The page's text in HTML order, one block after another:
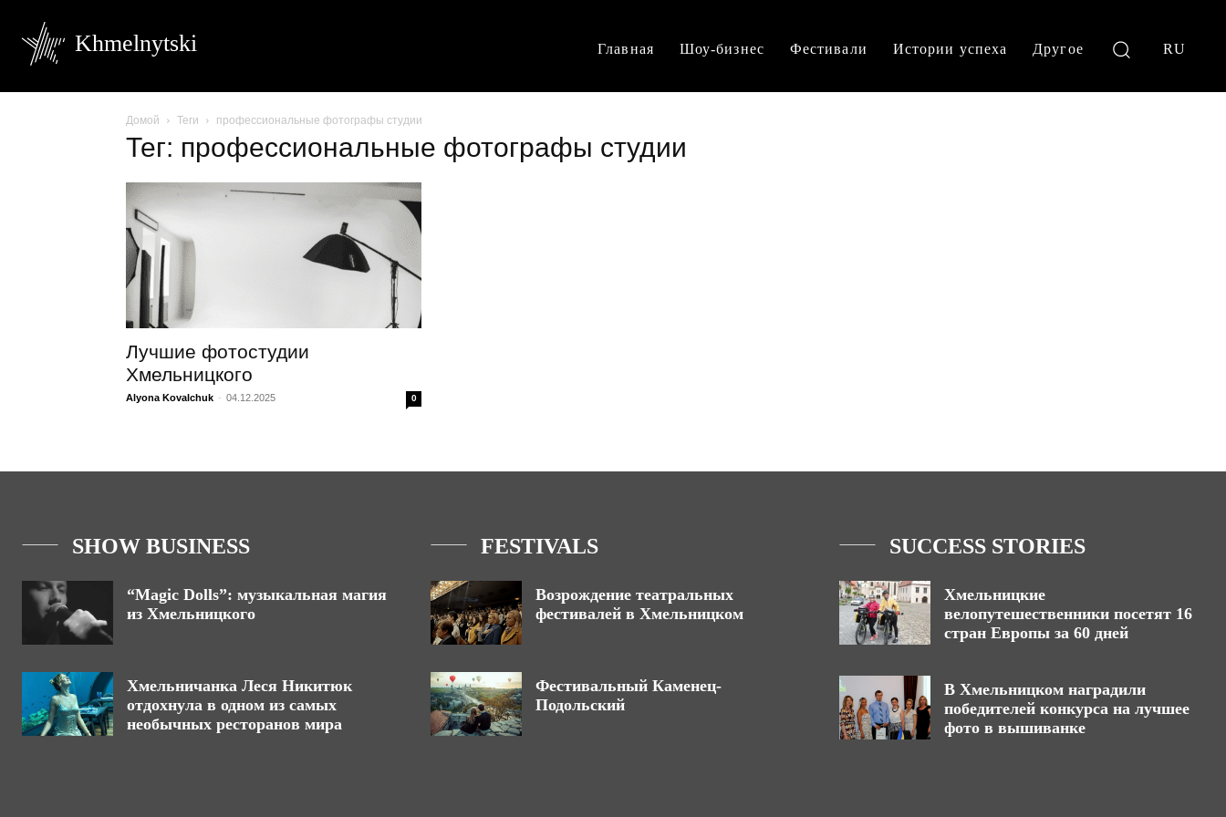
Khmelnytski Главная Шоу-бизнес Фестивали Истории успеха Другое RU
Домой Теги профессиональные фотографы студии
Тег: профессиональные фотографы студии
Лучшие фотостудии
Хмельницкого
Alyona Kovalchuk - 04.12.2025 0
SHOW BUSINESS
“Magic Dolls”: музыкальная магия
из Хмельницкого
Хмельничанка Леся Никитюк
отдохнула в одном из самых
необычных ресторанов мира
FESTIVALS
Возрождение театральных
фестивалей в Хмельницком
Фестивальный Каменец-
Подольский
SUCCESS STORIES
Хмельницкие
велопутешественники посетят 16
стран Европы за 60 дней
В Хмельницком наградили
победителей конкурса на лучшее
фото в вышиванке